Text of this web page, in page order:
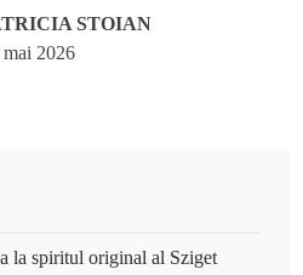
STOIAN
mai 2026
la spiritul original al Sziget